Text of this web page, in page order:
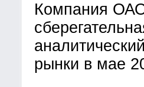
Компания
рынки в мае